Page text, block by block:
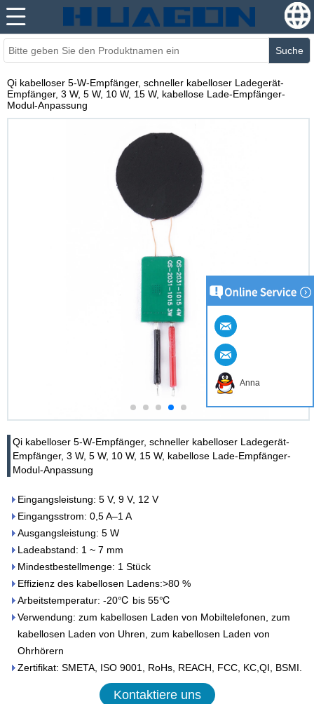
Suche
Qi kabelloser 5-W-Empfänger, schneller kabelloser Ladegerät-
Empfänger, 3 W, 5 W, 10 W, 15 W, kabellose Lade-Empfänger-
Modul-Anpassung
Qi kabelloser 5-W-Empfänger, schneller kabelloser Ladegerät-
Empfänger, 3 W, 5 W, 10 W, 15 W, kabellose Lade-Empfänger-
Modul-Anpassung
Eingangsleistung: 5 V, 9 V, 12 V
Eingangsstrom: 0,5 A–1 A
Ausgangsleistung: 5 W
Ladeabstand: 1 ~ 7 mm
Mindestbestellmenge: 1 Stück
Effizienz des kabellosen Ladens:>80 %
Arbeitstemperatur: -20℃ bis 55℃
Verwendung: zum kabellosen Laden von Mobiltelefonen, zum
kabellosen Laden von Uhren, zum kabellosen Laden von
Ohrhörern
Zertifikat: SMETA, ISO 9001, RoHs, REACH, FCC, KC,QI, BSMI.
Kontaktiere uns
Anna